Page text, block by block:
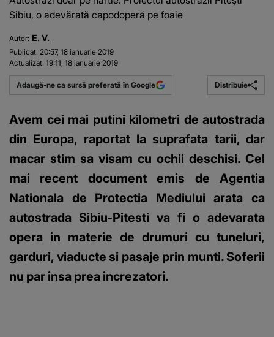
Sibiu, o adevărată capodoperă pe foaie
Autor: E. V.
Publicat: 20:57, 18 ianuarie 2019
Actualizat: 19:11, 18 ianuarie 2019
Adaugă-ne ca sursă preferată în Google Distribuie
Avem cei mai putini kilometri de autostrada
din Europa, raportat la suprafata tarii, dar
macar stim sa visam cu ochii deschisi. Cel
mai recent document emis de Agentia
Nationala de Protectia Mediului arata ca
autostrada Sibiu-Pitesti va fi o adevarata
opera in materie de drumuri cu tuneluri,
garduri, viaducte si pasaje prin munti. Soferii
nu par insa prea increzatori.